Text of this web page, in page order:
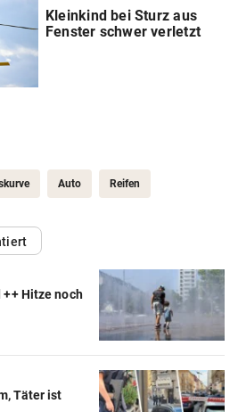
Kleinkind bei Sturz aus
Fenster schwer verletzt
Auto Reifen
Hitze noch
Täter ist